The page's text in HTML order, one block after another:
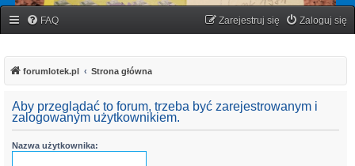
FAQ Zaloguj się
Zarejestruj się
forumlotek.pl Strona główna
Aby przeglądać to forum, trzeba być zarejestrowanym i
zalogowanym użytkownikiem.
Nazwa użytkownika: